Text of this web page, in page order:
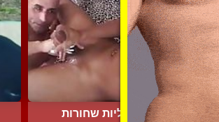
זרע של וקסינליות שחורות